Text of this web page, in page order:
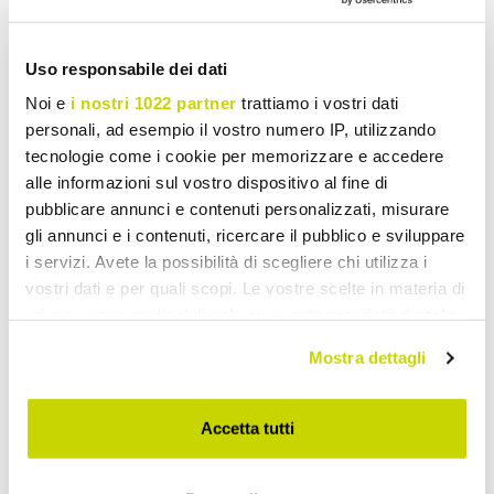
Uso responsabile dei dati
Noi e i nostri 1022 partner trattiamo i vostri dati
personali, ad esempio il vostro numero IP, utilizzando
tecnologie come i cookie per memorizzare e accedere
alle informazioni sul vostro dispositivo al fine di
pubblicare annunci e contenuti personalizzati, misurare
gli annunci e i contenuti, ricercare il pubblico e sviluppare
i servizi. Avete la possibilità di scegliere chi utilizza i
vostri dati e per quali scopi. Le vostre scelte in materia di
modificare o revocare il proprio consenso in qualsiasi
momento dalla Dichiarazione sui cookie o facendo clic
sull'icona di attivazione della privacy.
Mostra dettagli
Accetta tutti
Linen Pillowcases